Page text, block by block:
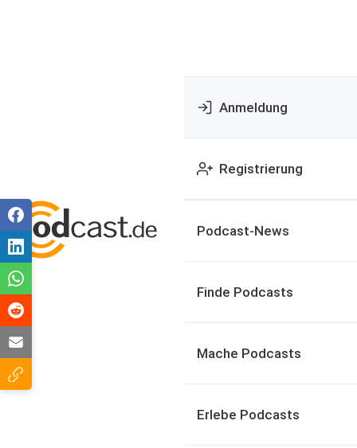
Anmeldung
Registrierung
Podcast-News
Finde Podcasts
Mache Podcasts
Erlebe Podcasts